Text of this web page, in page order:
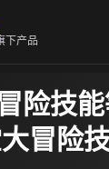
下产品
险技
冒险